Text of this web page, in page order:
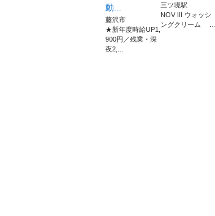
動...
藤沢市
★新年度時給UP1,
900円／残業・深
夜2,...
三ツ境駅
NOV III ウォッシ
ングクリーム ...